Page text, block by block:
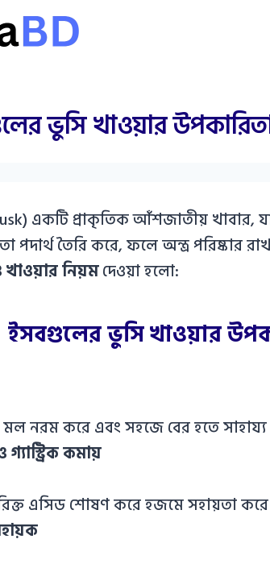
ভুসি খাওয়ার
একটি প্রাকৃতিক আঁশজাতীয় খাবার,
তৈরি করে, ফলে অন্ত্র পরিষ্কার
নিয়মদেওয়া হলো:
ইসবগুলের ভুসি খাওয়ার
মল নরম করে এবং সহজে বের হতে
কমায়
এসিড শোষণ করে হজমে সহায়তা